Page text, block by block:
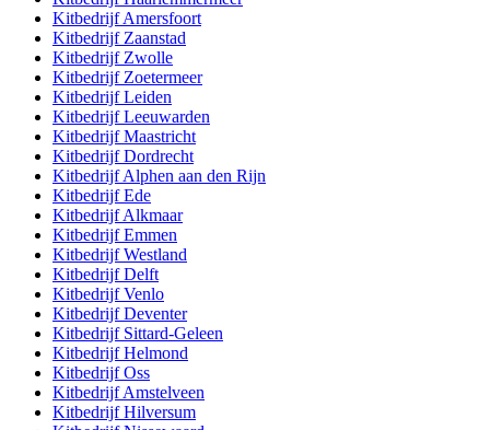
KitbedrijfAmersfoort
Kitbedrijf Zaanstad
Kitbedrijf Zwolle
Kitbedrijf Zoetermeer
KitbedrijfLeiden
KitbedrijfLeeuwarden
KitbedrijfMaastricht
KitbedrijfDordrecht
KitbedrijfAlphen aan den Rijn
KitbedrijfEde
KitbedrijfAlkmaar
KitbedrijfEmmen
KitbedrijfWestland
KitbedrijfDelft
KitbedrijfVenlo
KitbedrijfDeventer
Kitbedrijf Sittard-Geleen
KitbedrijfHelmond
KitbedrijfOss
KitbedrijfAmstelveen
KitbedrijfHilversum